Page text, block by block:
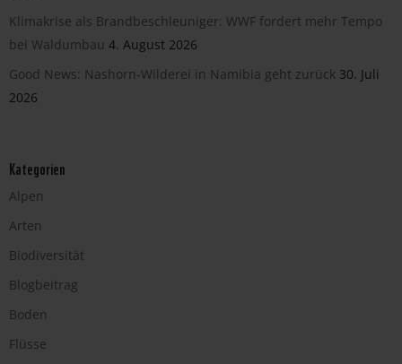
Klimakrise als Brandbeschleuniger: WWF fordert mehr Tempo
bei Waldumbau 4. August 2026
Good News: Nashorn-Wilderei in Namibia geht zurück 30. Juli
2026
Kategorien
Alpen
Arten
Biodiversität
Blogbeitrag
Boden
Flüsse